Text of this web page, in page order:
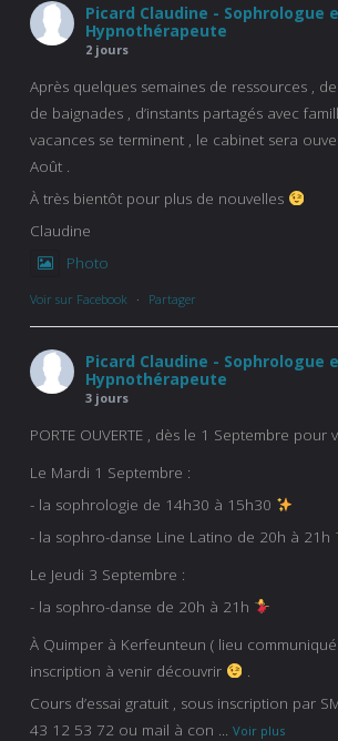
Picard Claudine - Sophrologue
Hypnothérapeute
2 jours
Après quelques semaines de ressources ,
de baignades , d’instants partagés avec
vacances se terminent , le cabinet sera
Août .
À très bientôt pour plus de nouvelles
Claudine
Photo
Voir sur Facebook · Partager
Picard Claudine - Sophrologue
Hypnothérapeute
3 jours
PORTE OUVERTE , dès le 1 Septembre pour
Le Mardi 1 Septembre :
- la sophrologie de 14h30 à 15h30
- la sophro-danse Line Latino de 20h à 21h
Le Jeudi 3 Septembre :
- la sophro-danse de 20h à 21h
À Quimper à Kerfeunteun ( lieu
inscription à venir découvrir
.
Cours d’essai gratuit , sous inscription par
43 12 53 72 ou mail à con ... Voir plus